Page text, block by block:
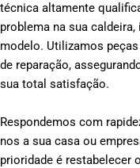
técnica altamente
problema na sua
modelo. Utilizamos
de reparação,
sua total satisfação.
Respondemos com
nos a sua casa ou
prioridade é restabelecer